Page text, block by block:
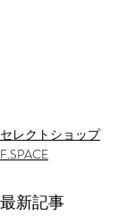
セレクトショップ
F.SPACE
最新記事